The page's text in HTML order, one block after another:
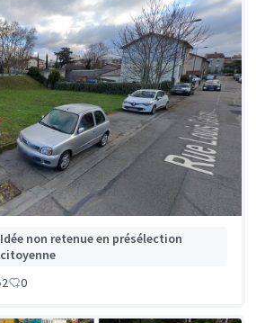
Idée non retenue en présélection
citoyenne
2 0